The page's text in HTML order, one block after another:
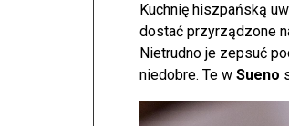
Kuchnię hiszpańską
dostać przyrządzone
Nietrudno je zepsuć
niedobre. Te w Sueno